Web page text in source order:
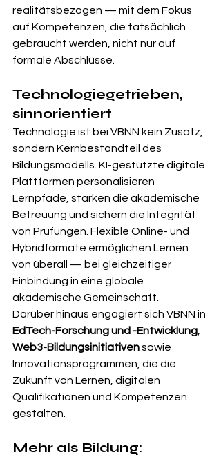
realitätsbezogen — mit dem Fokus
auf Kompetenzen, die tatsächlich
gebraucht werden, nicht nur auf
formale Abschlüsse.
Technologiegetrieben,
sinnorientiert
Technologie ist bei VBNN kein Zusatz,
sondern Kernbestandteil des
Bildungsmodells. KI-gestützte digitale
Plattformen personalisieren
Lernpfade, stärken die akademische
Betreuung und sichern die Integrität
von Prüfungen. Flexible Online- und
Hybridformate ermöglichen Lernen
von überall — bei gleichzeitiger
Einbindung in eine globale
akademische Gemeinschaft.
Darüber hinaus engagiert sich VBNN in
EdTech-Forschung und -Entwicklung
Web3-Bildungsinitiativen sowie
Innovationsprogrammen, die die
Zukunft von Lernen, digitalen
Qualifikationen und Kompetenzen
gestalten.
Mehr als Bildung: